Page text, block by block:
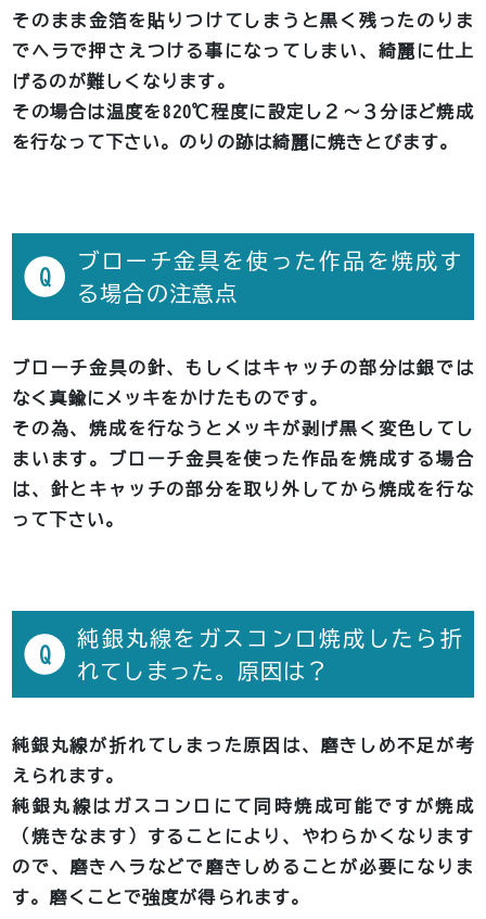
そのまま金箔を貼りつけてしまうと黒く残ったのりま
でヘラで押さえつける事になってしまい、綺麗に仕上
げるのが難しくなります。
その場合は温度を820℃程度に設定し２～３分ほど焼成
を行なって下さい。のりの跡は綺麗に焼きとびます。
Q
ブローチ金具を使った作品を焼成す
る場合の注意点
ブローチ金具の針、もしくはキャッチの部分は銀では
なく真鍮にメッキをかけたものです。
その為、焼成を行なうとメッキが剥げ黒く変色してし
まいます。ブローチ金具を使った作品を焼成する場合
は、針とキャッチの部分を取り外してから焼成を行な
って下さい。
Q
純銀丸線をガスコンロ焼成したら折
れてしまった。原因は？
純銀丸線が折れてしまった原因は、磨きしめ不足が考
えられます。
純銀丸線はガスコンロにて同時焼成可能ですが焼成
（焼きなます）することにより、やわらかくなります
ので、磨きヘラなどで磨きしめることが必要になりま
す。磨くことで強度が得られます。